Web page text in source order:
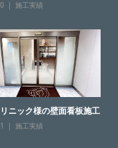
施工実績
ニック様の壁面看板施工
施工実績